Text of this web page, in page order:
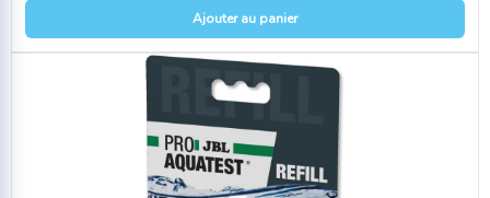
Ajouter au panier